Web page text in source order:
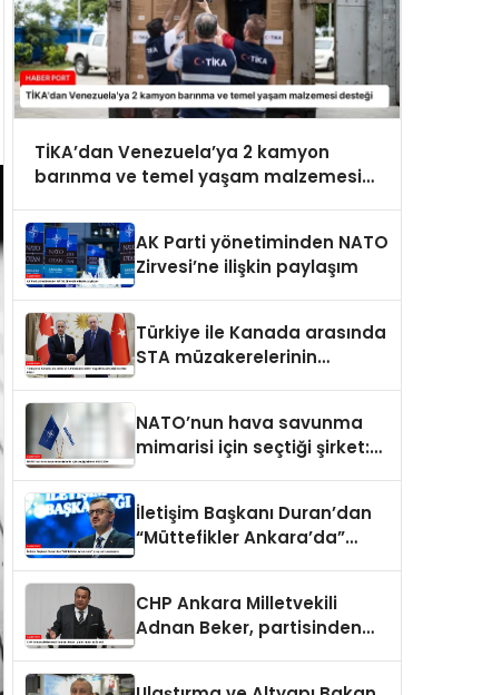
TİKA’dan Venezuela’ya 2 kamyon
barınma ve temel yaşam malzemesi
AK Parti yönetiminden NATO
Zirvesi’ne ilişkin paylaşım
Türkiye ile Kanada arasında
STA müzakerelerinin
NATO’nun hava savunma
mimarisi için seçtiği şirket:
İletişim Başkanı Duran’dan
“Müttefikler Ankara’da”
CHP Ankara Milletvekili
Adnan Beker, partisinden